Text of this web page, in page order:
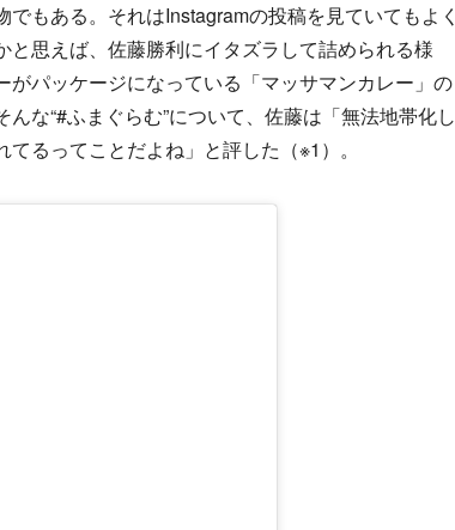
もある。それはInstagramの投稿を見ていてもよく
思えば、佐藤勝利にイタズラして詰められる様
パッケージになっている「マッサマンカレー」の
な“#ふまぐらむ”について、佐藤は「無法地帯化し
るってことだよね」と評した（※1）。